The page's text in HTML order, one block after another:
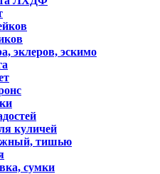
эклеров, эскимо
куличей
тишью
сумки